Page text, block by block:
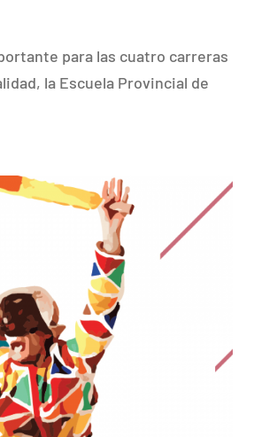
para las cuatro carreras
la Escuela Provincial de